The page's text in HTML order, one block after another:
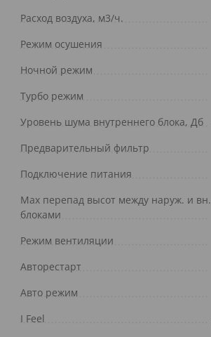
Расход воздуха, м3/ч.
Режим осушения
Ночной режим
Турбо режим
Уровень шума внутреннего блока, Дб
Предварительный фильтр
Подключение питания
Max перепад высот между наруж. и вн.
блоками
Режим вентиляции
Авторестарт
Авто режим
I Feel